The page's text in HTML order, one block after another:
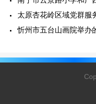
太原杏花岭区域党群服
忻州市五台山画院举办